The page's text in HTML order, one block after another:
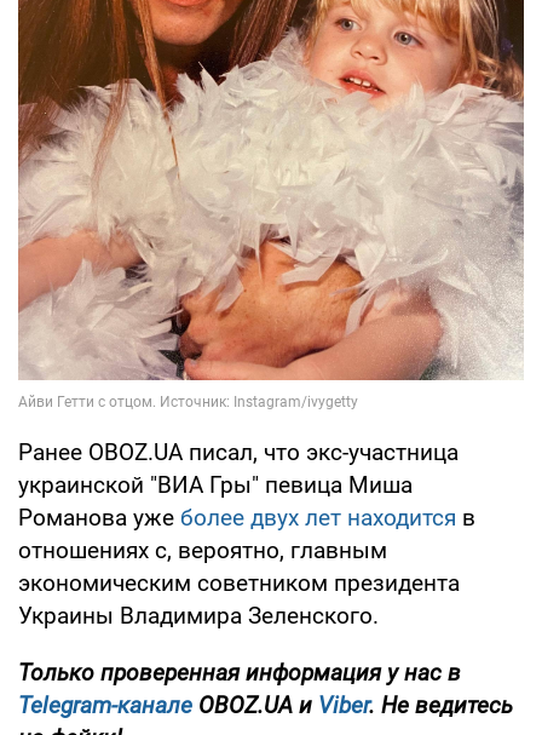
Ранее OBOZ.UA писал, что экс-участница
украинской "ВИА Гры" певица Миша
Романова уже более двух лет находится в
отношениях с, вероятно, главным
экономическим советником президента
Украины Владимира Зеленского.
Только проверенная информация у нас в
Telegram-канале OBOZ.UA и Viber. Не ведитесь